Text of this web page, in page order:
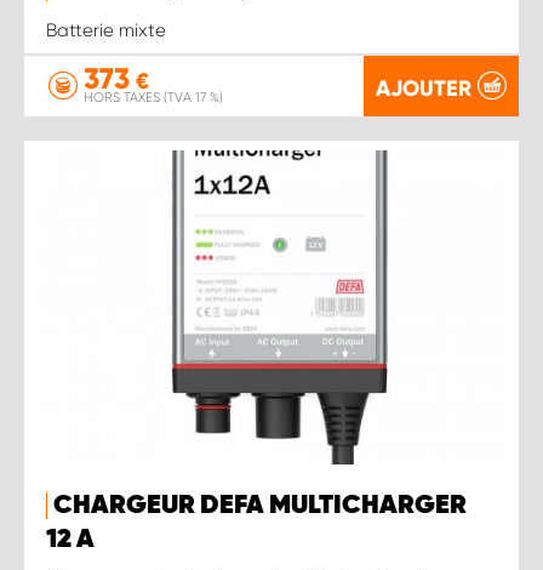
Batterie mixte
373 €
HORS TAXES (TVA 17 %) AJOUTER
CHARGEUR DEFA MULTICHARGER
12 A